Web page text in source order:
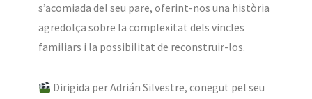
s’acomiada del seu pare, oferint-nos una història
agredolça sobre la complexitat dels vincles
familiars i la possibilitat de reconstruir-los.
Dirigida per Adrián Silvestre, conegut pel seu